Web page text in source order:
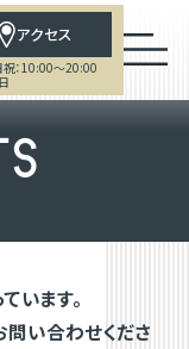
アクセス
：10:00～20:00
S
います。
い合わせくださ